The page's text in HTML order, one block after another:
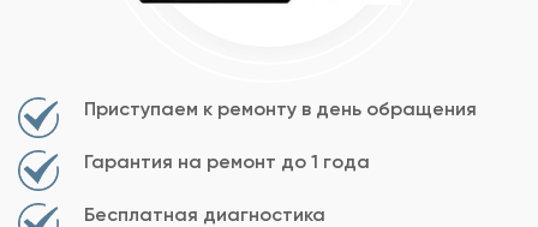
Приступаем к ремонту в день обращения
Гарантия на ремонт до 1 года
Бесплатная диагностика